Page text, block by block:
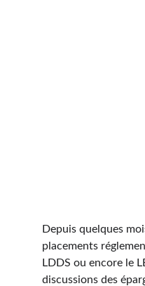
Depuis quelques
placements
LDDS ou encore le
discussions des